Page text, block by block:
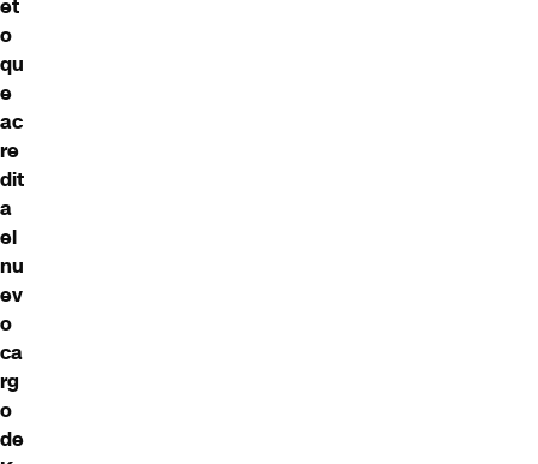
et
o
qu
e
ac
re
dit
a
el
nu
ev
o
ca
rg
o
de